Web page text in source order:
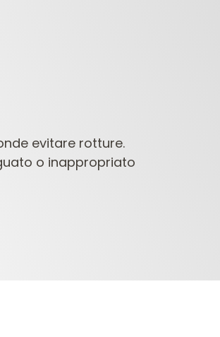
evitare rotture.
o inappropriato